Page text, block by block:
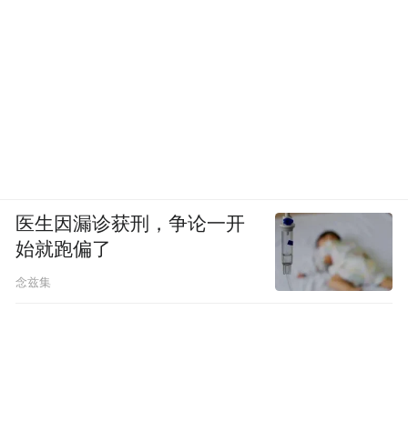
医生因漏诊获刑，争论一开
始就跑偏了
念兹集